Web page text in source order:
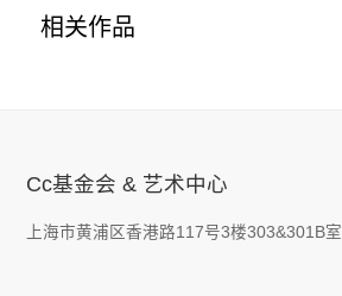
相关作品
Cc基金会 & 艺术中心
上海市黄浦区香港路117号3楼303&301B室